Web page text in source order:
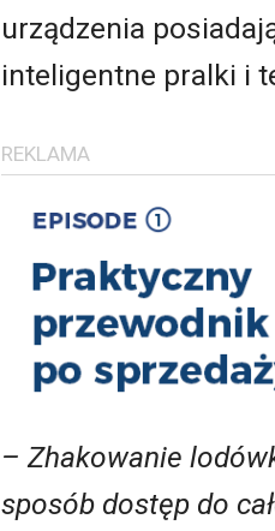
urządzenia
inteligentne pralki i
REKLAMA
– Zhakowanie
sposób dostęp do